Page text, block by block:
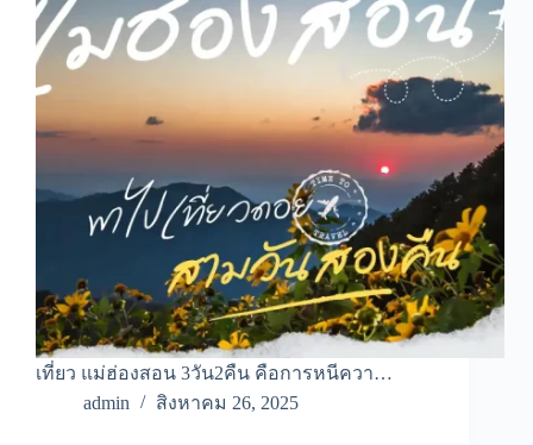
เที่ยว แม่ฮ่องสอน 3วัน2คืน คือการหนีควา…
admin
สิงหาคม 26, 2025